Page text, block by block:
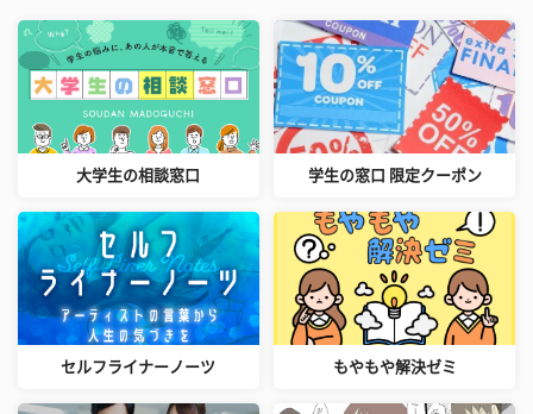
大学生の相談窓口 学生の窓口 限定クーポン
セルフライナーノーツ もやもや解決ゼミ